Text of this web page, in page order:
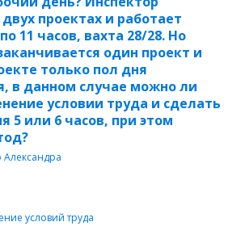
проектах и работает
11 часов, вахта 28/28. Но
один проект и
только пол дня
в данном случае можно ли
условии труда и сделать
5 или 6 часов, при этом
Александра
условий труда